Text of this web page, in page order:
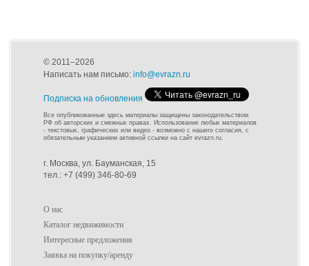
© 2011–2026
Написать нам письмо: info@evrazn.ru
Подписка на обновления
Все опубликованные здесь материалы защищены законодательством
РФ об авторских и смежных правах. Использование любых материалов
- текстовых, графических или видео - возможно с нашего согласия, с
обязательным указанием активной ссылки на сайт evrazn.ru.
г. Москва, ул. Бауманская, 15
тел.: +7 (499) 346-80-69
О нас
Каталог недвижимости
Интересные предложения
Заявка на покупку/аренду